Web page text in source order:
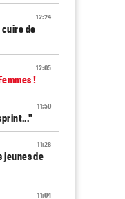
12:24
de
12:05
!
11:50
11:28
de
11:04